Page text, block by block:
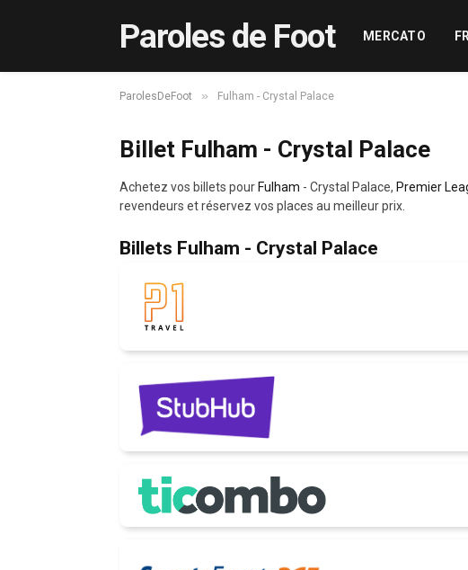
Paroles de Foot MERCATO
ParolesDeFoot » Fulham - Crystal Palace
Billet Fulham - Crystal Palace
Achetez vos billets pour Fulham - Crystal Palace, Premier
revendeurs et réservez vos places au meilleur prix.
Billets Fulham - Crystal Palace